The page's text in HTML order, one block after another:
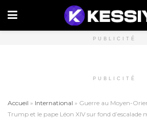
PUBLICITÉ
PUBLICITÉ
Accueil » International » Guerre au Moyen-
Trump et le pape Léon XIV sur fond d’escalade